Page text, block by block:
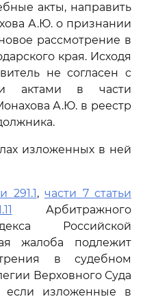
акты, направить
А.Ю. о признании
рассмотрение в
края. Исходя
не согласен с
актами в части
А.Ю. в реестр
изложенных в ней
291.1, части 7 статьи
Арбитражного
Российской
жалоба подлежит
в судебном
Верховного Суда
если изложенные в